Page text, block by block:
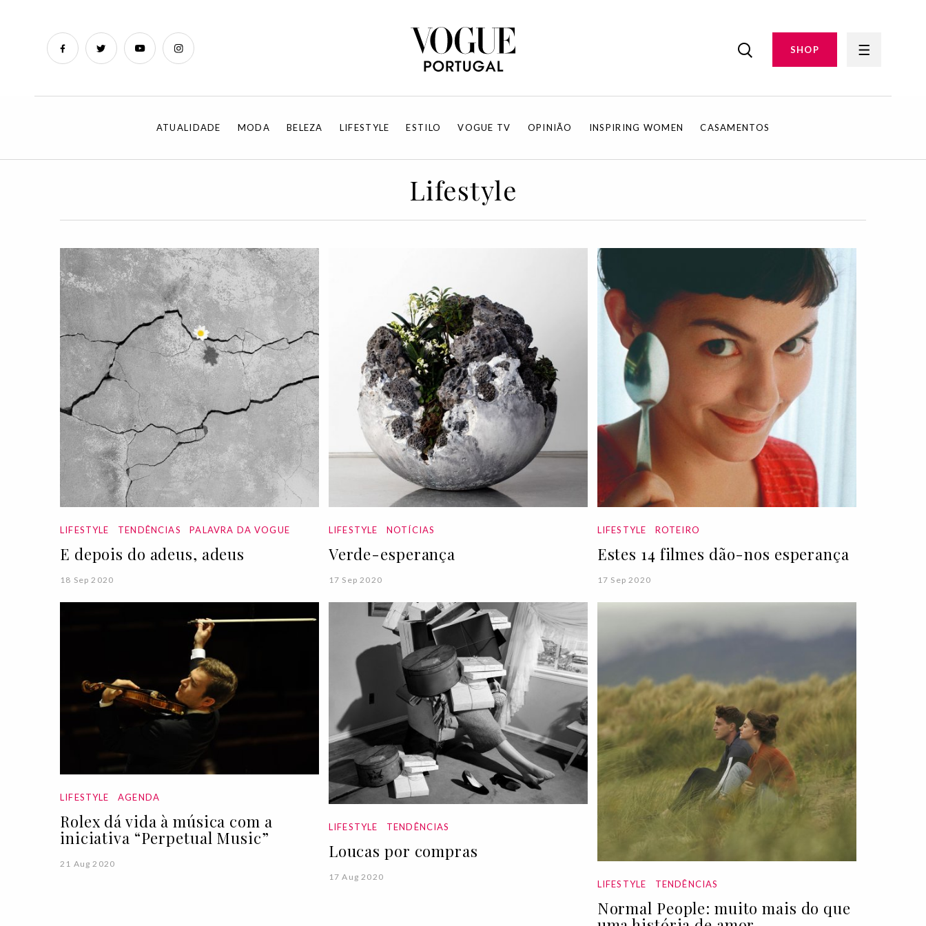
SHOP
ATUALIDADE MODA BELEZA LIFESTYLE ESTILO VOGUE TV OPINIÃO INSPIRING WOMEN CASAMENTOS
Lifestyle
LIFESTYLE TENDÊNCIAS PALAVRA DA VOGUE
E depois do adeus, adeus
18 Sep 2020
LIFESTYLE NOTÍCIAS
Verde-esperança
17 Sep 2020
LIFESTYLE ROTEIRO
Estes 14 filmes dão-nos esperança
17 Sep 2020
LIFESTYLE AGENDA
Rolex dá vida à música com a
iniciativa “Perpetual Music”
21 Aug 2020
LIFESTYLE TENDÊNCIAS
Loucas por compras
17 Aug 2020
LIFESTYLE TENDÊNCIAS
Normal People: muito mais do que